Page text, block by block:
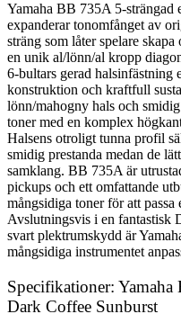
Yamaha BB 735A 5-strängad
expanderar tonomfånget av
sträng som låter spelare
en unik al/lönn/al kropp
6-bultars gerad halsinfästning
konstruktion och kraftfull
lönn/mahogny hals och
toner med en komplex
Halsens otroligt tunna profil
smidig prestanda medan de
samklang. BB 735A är
pickups och ett omfattande
mångsidiga toner för att
Avslutningsvis i en fantastisk
svart plektrumskydd är
mångsidiga instrumentet
Specifikationer:
Dark Coffee Sunburst